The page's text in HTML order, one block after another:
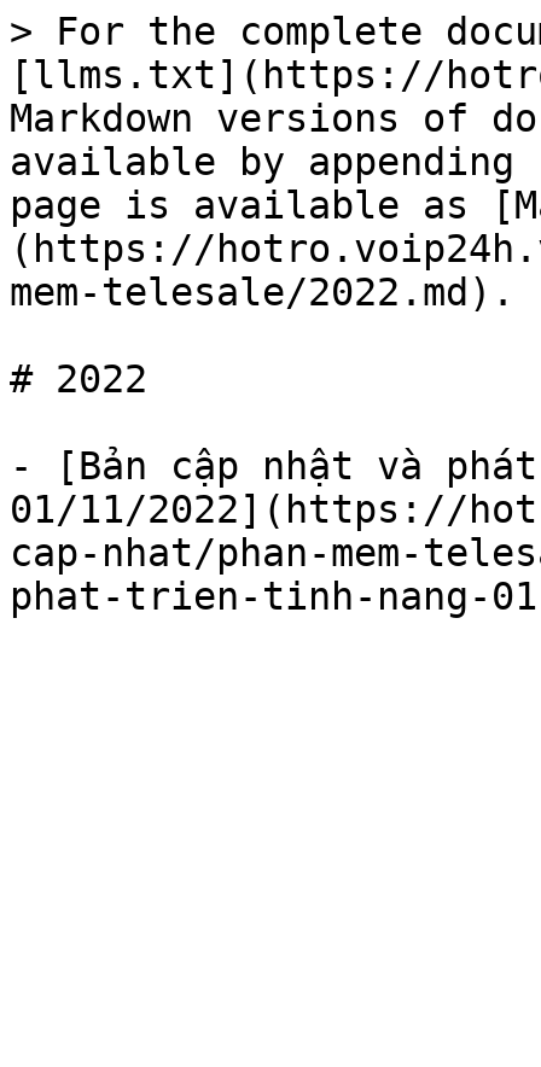
> For the complete
[llms.txt](https://
Markdown versions of
available by
page is available as
(https://
mem-telesale/2022.md).
# 2022
- [Bản cập nhật và
01/11/2022](https://
cap-nhat/phan-mem-